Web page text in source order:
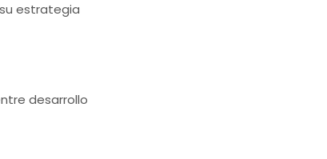
estrategia
desarrollo